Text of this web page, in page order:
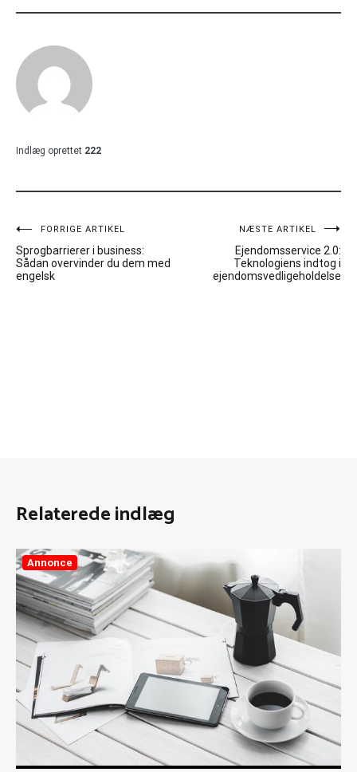
Indlæg oprettet 222
Indlægsnavigation
FORRIGE ARTIKEL
Sprogbarrierer i business:
Sådan overvinder du dem med
engelsk
NÆSTE ARTIKEL
Ejendomsservice 2.0:
Teknologiens indtog i
ejendomsvedligeholdelse
Relaterede indlæg
Annonce